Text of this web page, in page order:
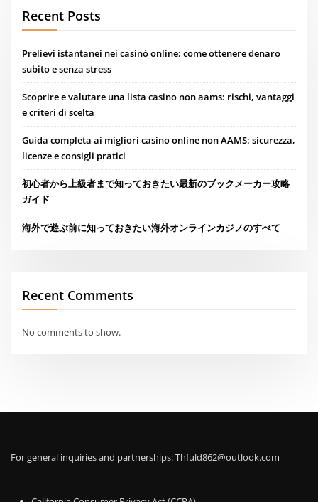
Recent Posts
Prelievi istantanei nei casinò online: come ottenere denaro
subito e senza stress
Scoprire e valutare una lista casino non aams: rischi, vantaggi
e criteri di scelta
Guida completa ai migliori casino online non AAMS: sicurezza,
licenze e consigli pratici
初心者から上級者まで知っておきたい最新のブックメーカー攻略
ガイド
海外で遊ぶ前に知っておきたい海外オンラインカジノのすべて
Recent Comments
No comments to show.
For general inquiries and partnerships:Thfuld862@outlook.com